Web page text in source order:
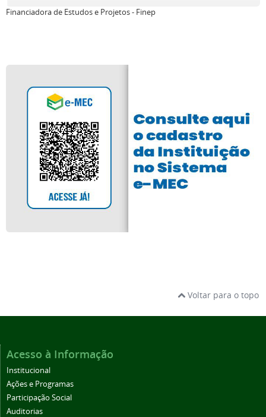
Financiadora de Estudos e Projetos - Finep
Voltar para o topo
Acesso à Informação
Institucional
Ações e Programas
Participação Social
Auditorias